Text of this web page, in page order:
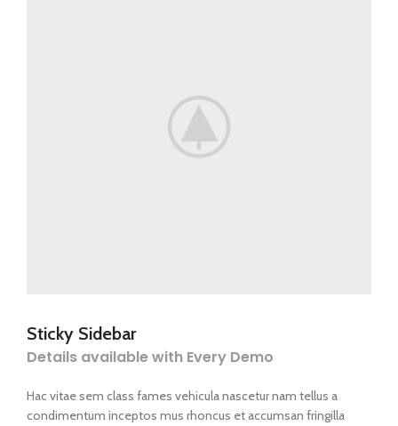
Sticky Sidebar
Details available with Every Demo
Hac vitae sem class fames vehicula nascetur nam tellus a
condimentum inceptos mus rhoncus et accumsan fringilla